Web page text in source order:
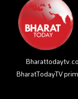
BharatTodayTV